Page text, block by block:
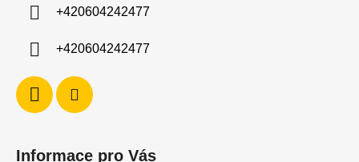
+420604242477
+420604242477
Informace pro Vás